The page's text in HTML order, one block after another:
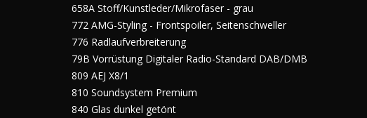
658A Stoff/Kunstleder/Mikrofaser - grau
772 AMG-Styling - Frontspoiler, Seitenschweller
776 Radlaufverbreiterung
79B Vorrüstung Digitaler Radio-Standard DAB/DMB
809 AEJ X8/1
810 Soundsystem Premium
840 Glas dunkel getönt